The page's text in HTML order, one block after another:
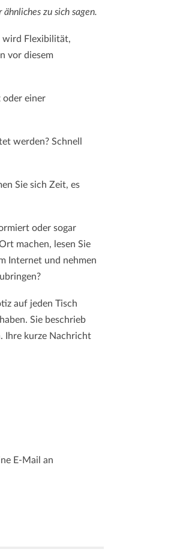
zu sich sagen.
wird Flexibilität,
vor diesem
oder einer
werden? Schnell
Sie sich Zeit, es
oder sogar
machen, lesen Sie
Internet und nehmen
auf jeden Tisch
Sie beschrieb
Ihre kurze Nachricht
E-Mail an